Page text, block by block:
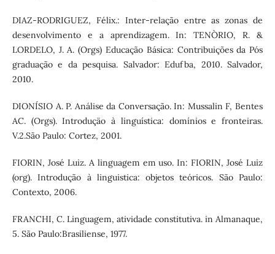
DIAZ-RODRIGUEZ, Félix.: Inter-relação entre as zonas de
desenvolvimento e a aprendizagem. In: TENÒRIO, R. &
LORDELO, J. A. (Orgs) Educação Básica: Contribuições da Pós
graduação e da pesquisa. Salvador: Edufba, 2010. Salvador,
2010.
DIONÍSIO A. P. Análise da Conversação. In: Mussalin F, Bentes
AC. (Orgs). Introduçäo à linguística: domínios e fronteiras.
V.2.São Paulo: Cortez, 2001.
FIORIN, José Luiz. A linguagem em uso. In: FIORIN, José Luiz
(org). Introdução à linguistica: objetos teóricos. São Paulo:
Contexto, 2006.
FRANCHI, C. Linguagem, atividade constitutiva. in Almanaque,
5. São Paulo:Brasiliense, 1977.